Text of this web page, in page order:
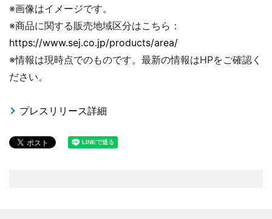
※画像はイメージです。
※商品に関する販売地域区分はこちら：
https://www.sej.co.jp/products/area/
※情報は現時点でのものです。最新の情報はHPをご確認く
ださい。
プレスリリース詳細